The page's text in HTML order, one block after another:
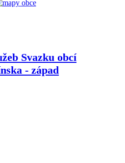
Svazku obcí
- západ